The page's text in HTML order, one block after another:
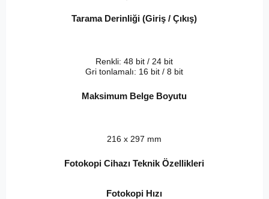
Tarama Derinliği (Giriş / Çıkış)
Renkli: 48 bit / 24 bit
Gri tonlamalı: 16 bit / 8 bit
Maksimum Belge Boyutu
216 x 297 mm
Fotokopi Cihazı Teknik Özellikleri
Fotokopi Hızı